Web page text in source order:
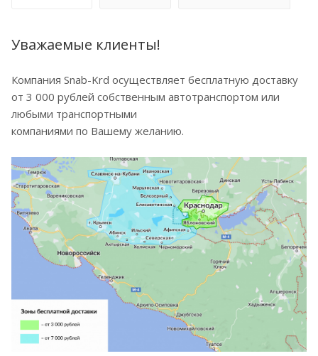
Уважаемые клиенты!
Компания Snab-Krd осуществляет бесплатную доставку
от 3 000 рублей собственным автотранспортом или
любыми транспортными
компаниями по Вашему желанию.